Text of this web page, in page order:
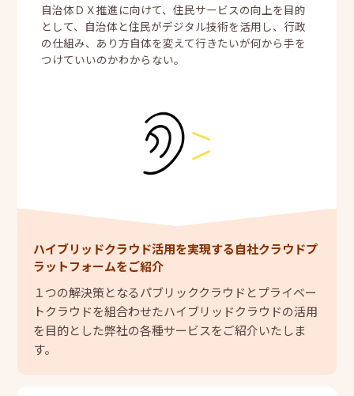
自治体ＤＸ推進に向けて、住民サービスの向上を目的
として、自治体と住民がデジタル技術を活用し、行政
の仕組み、あり方自体を変えて行きたいが何から手を
つけていいのかわからない。
ハイブリッドクラウド活用を実現する自社クラウドプ
ラットフォームをご紹介
１つの解決策となるパブリッククラウドとプライベー
トクラウドを組合わせたハイブリッドクラウドの活用
を目的とした弊社の各種サービスをご紹介いたしま
す。